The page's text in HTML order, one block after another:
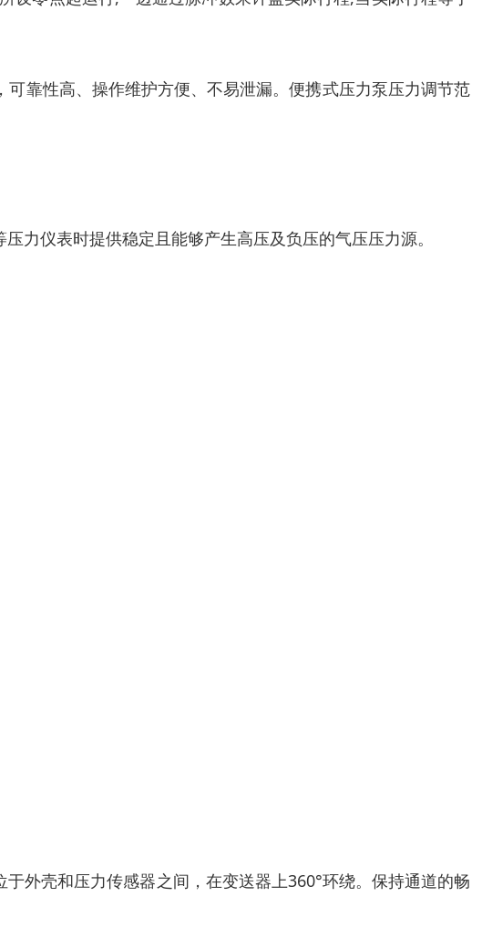
靠性高、操作维护方便、不易泄漏。便携式压力泵压力调节范
力仪表时提供稳定且能够产生高压及负压的气压压力源。
外壳和压力传感器之间，在变送器上360°环绕。保持通道的畅